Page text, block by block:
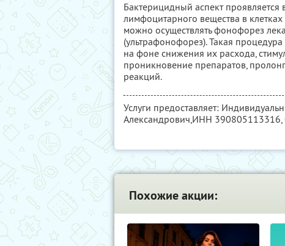
Бактерицидный аспект проявляется
лимфоцитарного вещества в
можно осуществлять фонофорез
(ультрафонофорез). Такая
на фоне снижения их расхода,
проникновение препаратов,
реакций.
Услуги предоставляет:
Александрович,ИНН 390805113316
Похожие акции: